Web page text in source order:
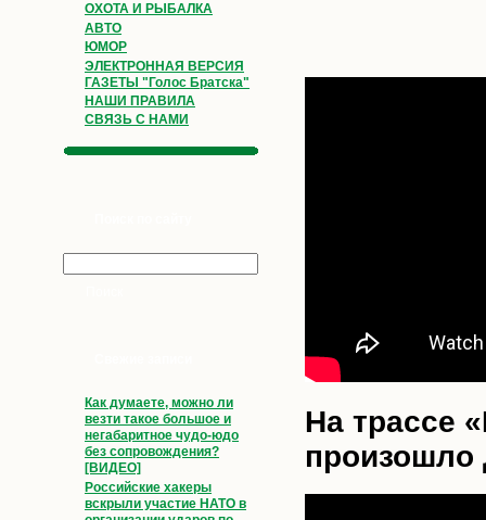
ОХОТА И РЫБАЛКА
АВТО
ЮМОР
ЭЛЕКТРОННАЯ ВЕРСИЯ
ГАЗЕТЫ "Голос Братска"
НАШИ ПРАВИЛА
СВЯЗЬ С НАМИ
Как думаете, можно ли
везти такое большое и
негабаритное чудо-юдо
без сопровождения?
[ВИДЕО]
Российские хакеры
вскрыли участие НАТО в
На трассе